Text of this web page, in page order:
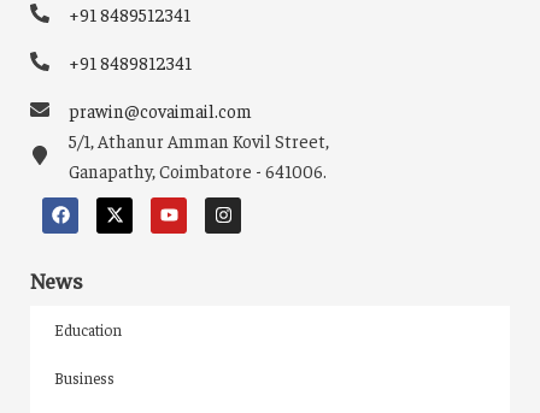
+91 8489512341
+91 8489812341
prawin@covaimail.com
5/1, Athanur Amman Kovil Street,
Ganapathy, Coimbatore - 641006.
News
Education
Business